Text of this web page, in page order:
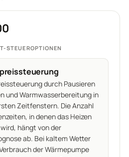
STEUEROPTIONEN
durch Pausieren
und Warmwasserbereitung in
Zeitfenstern. Die Anzahl
in denen das Heizen
hängt von der
ab. Bei kaltem Wetter
der Wärmepumpe